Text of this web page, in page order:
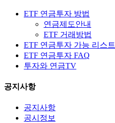
ETF 연금투자 방법
연금제도안내
ETF 거래방법
ETF 연금투자 가능 리스트
ETF 연금투자 FAQ
투자와 연금TV
공지사항
공지사항
공시정보